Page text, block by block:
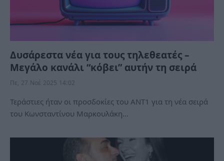
Δυσάρεστα νέα για τους τηλεθεατές –
Μεγάλο κανάλι “κόβει” αυτήν τη σειρά
Πε, 27 Νοέ 2025 14:02
Τεράστιες ήταν οι προσδοκίες του ΑΝΤ1 για τη νέα σειρά
του Κωνσταντίνου Μαρκουλάκη…